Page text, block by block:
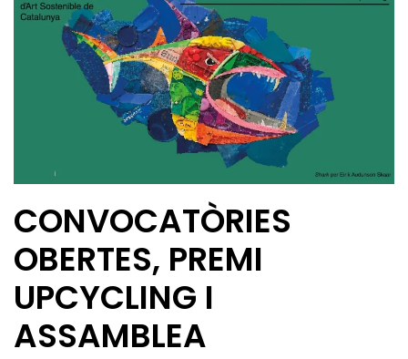
CONVOCATÒRIES
OBERTES, PREMI
UPCYCLING I
ASSAMBLEA